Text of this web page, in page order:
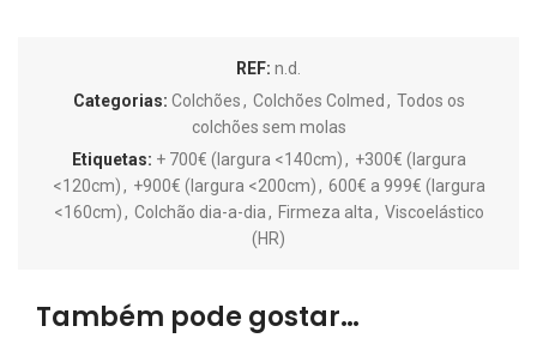
REF: n.d.
Categorias: Colchões, Colchões Colmed , Todos os
colchões sem molas
Etiquetas: + 700€ (largura <140cm), +300€ (largura
<120cm), +900€ (largura <200cm), 600€ a 999€ (largura
<160cm), Colchão dia-a-dia, Firmeza alta, Viscoelástico
(HR)
Também pode gostar…